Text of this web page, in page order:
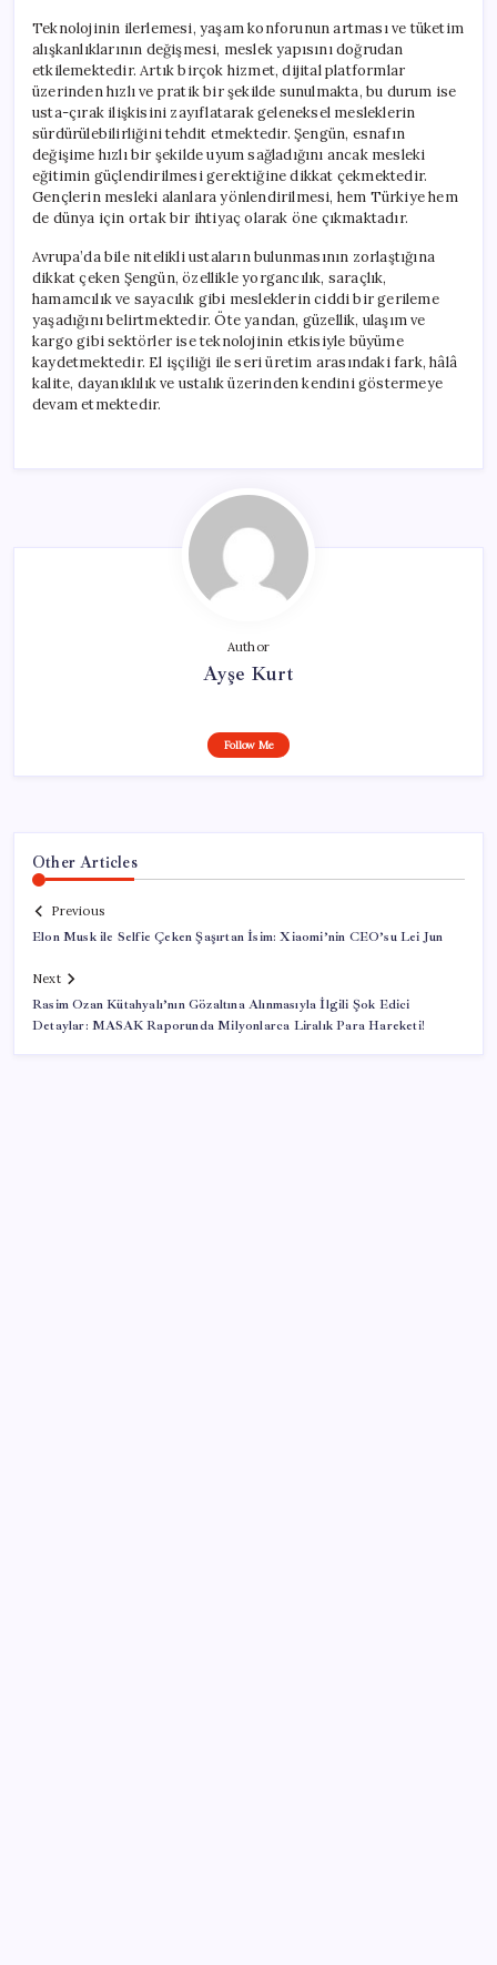
Teknolojinin ilerlemesi, yaşam konforunun artması ve tüketim
alışkanlıklarının değişmesi, meslek yapısını doğrudan
etkilemektedir. Artık birçok hizmet, dijital platformlar
üzerinden hızlı ve pratik bir şekilde sunulmakta, bu durum ise
usta-çırak ilişkisini zayıflatarak geleneksel mesleklerin
sürdürülebilirliğini tehdit etmektedir. Şengün, esnafın
değişime hızlı bir şekilde uyum sağladığını ancak mesleki
eğitimin güçlendirilmesi gerektiğine dikkat çekmektedir.
Gençlerin mesleki alanlara yönlendirilmesi, hem Türkiye hem
de dünya için ortak bir ihtiyaç olarak öne çıkmaktadır.
Avrupa’da bile nitelikli ustaların bulunmasının zorlaştığına
dikkat çeken Şengün, özellikle yorgancılık, saraçlık,
hamamcılık ve sayacılık gibi mesleklerin ciddi bir gerileme
yaşadığını belirtmektedir. Öte yandan, güzellik, ulaşım ve
kargo gibi sektörler ise teknolojinin etkisiyle büyüme
kaydetmektedir. El işçiliği ile seri üretim arasındaki fark, hâlâ
kalite, dayanıklılık ve ustalık üzerinden kendini göstermeye
devam etmektedir.
Author
Ayşe Kurt
Follow Me
Other Articles
Previous
Elon Musk ile Selfie Çeken Şaşırtan İsim: Xiaomi’nin CEO’su Lei Jun
Next
Rasim Ozan Kütahyalı’nın Gözaltına Alınmasıyla İlgili Şok Edici
Detaylar: MASAK Raporunda Milyonlarca Liralık Para Hareketi!